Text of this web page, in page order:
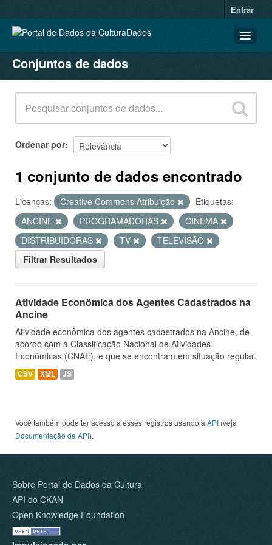
Entrar
CONJUNTOS DE DADOS
ORGANIZAÇÕES
GRUPOS
SOBRE
Conjuntos de dados
Ordenar por
1 conjunto de dados encontrado
Licenças: Creative Commons Atribuição
Etiquetas:
ANCINE
PROGRAMADORAS
CINEMA
DISTRIBUIDORAS
TV
TELEVISÃO
Filtrar Resultados
Atividade Econômica dos Agentes Cadastrados na
Ancine
Atividade econômica dos agentes cadastrados na Ancine, de
acordo com a Classificação Nacional de Atividades
Econômicas (CNAE), e que se encontram em situação regular.
CSV XML JS
Você também pode ter acesso a esses registros usando a API (veja
Documentação da API).
Sobre Portal de Dados da Cultura
API do CKAN
Open Knowledge Foundation